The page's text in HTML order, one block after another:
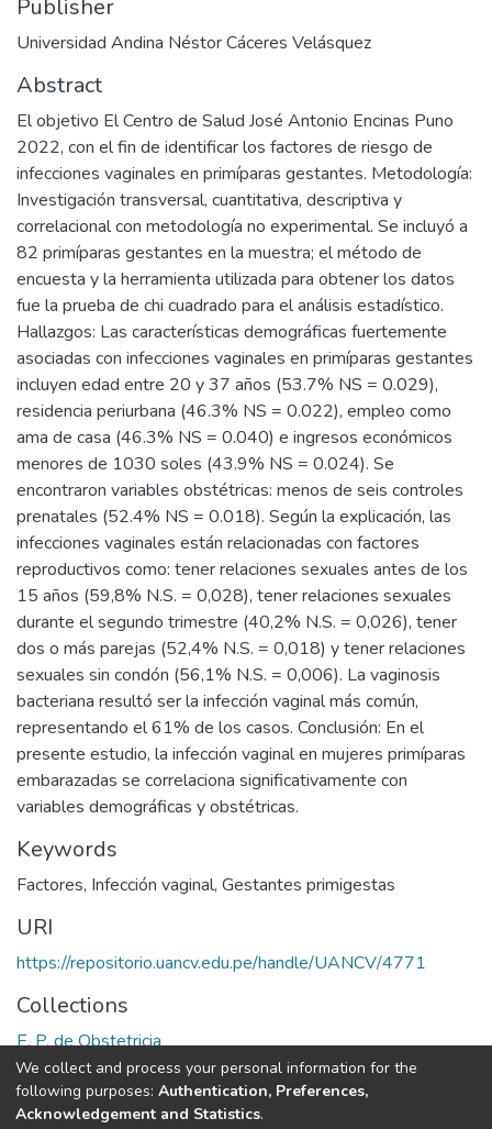
Publisher
Universidad Andina Néstor Cáceres Velásquez
Abstract
El objetivo El Centro de Salud José Antonio Encinas Puno
2022, con el fin de identificar los factores de riesgo de
infecciones vaginales en primíparas gestantes. Metodología:
Investigación transversal, cuantitativa, descriptiva y
correlacional con metodología no experimental. Se incluyó a
82 primíparas gestantes en la muestra; el método de
encuesta y la herramienta utilizada para obtener los datos
fue la prueba de chi cuadrado para el análisis estadístico.
Hallazgos: Las características demográficas fuertemente
asociadas con infecciones vaginales en primíparas gestantes
incluyen edad entre 20 y 37 años (53.7% NS = 0.029),
residencia periurbana (46.3% NS = 0.022), empleo como
ama de casa (46.3% NS = 0.040) e ingresos económicos
menores de 1030 soles (43.9% NS = 0.024). Se
encontraron variables obstétricas: menos de seis controles
prenatales (52.4% NS = 0.018). Según la explicación, las
infecciones vaginales están relacionadas con factores
reproductivos como: tener relaciones sexuales antes de los
15 años (59,8% N.S. = 0,028), tener relaciones sexuales
durante el segundo trimestre (40,2% N.S. = 0,026), tener
dos o más parejas (52,4% N.S. = 0,018) y tener relaciones
sexuales sin condón (56,1% N.S. = 0,006). La vaginosis
bacteriana resultó ser la infección vaginal más común,
representando el 61% de los casos. Conclusión: En el
presente estudio, la infección vaginal en mujeres primíparas
embarazadas se correlaciona significativamente con
variables demográficas y obstétricas.
Keywords
Factores, Infección vaginal, Gestantes primigestas
URI
https://repositorio.uancv.edu.pe/handle/UANCV/4771
Collections
E. P. de Obstetricia
Full item page
We collect and process your personal information for the
following purposes: Authentication, Preferences,
Acknowledgement and Statistics.